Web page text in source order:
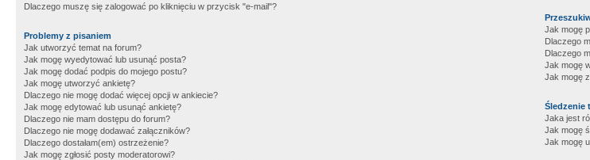
Dlaczego muszę się zalogować po kliknięciu w przycisk "e-mail"?
Problemy z pisaniem
Jak utworzyć temat na forum?
Jak mogę wyedytować lub usunąć posta?
Jak mogę dodać podpis do mojego postu?
Jak mogę utworzyć ankietę?
Dlaczego nie mogę dodać więcej opcji w ankiecie?
Jak mogę edytować lub usunąć ankietę?
Dlaczego nie mam dostępu do forum?
Dlaczego nie mogę dodawać załączników?
Dlaczego dostałam(em) ostrzeżenie?
Jak mogę zgłosić posty moderatorowi?
Jak mogę
Dlaczego
Dlaczego
Jak mogę
Jak mogę
Śledzenie
Jaka jest
Jak mogę
Jak mogę